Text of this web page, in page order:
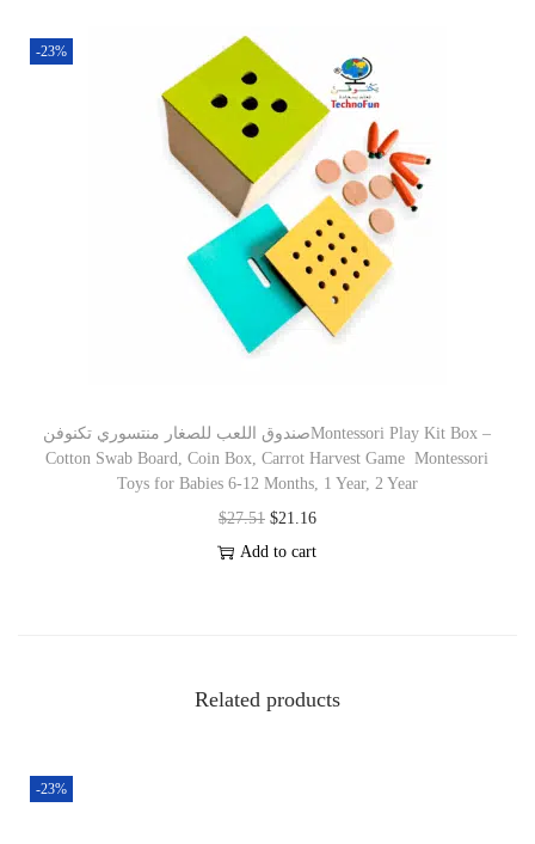
-23%
صندوق اللعب للصغار منتسوري تكنوفنMontessori Play Kit Box –
Cotton Swab Board, Coin Box, Carrot Harvest Game Montessori
Toys for Babies 6-12 Months, 1 Year, 2 Year
$27.51 $21.16
Add to cart
Related products
-23%